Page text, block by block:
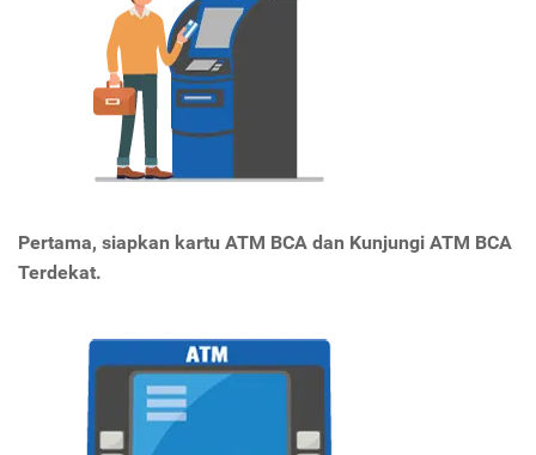
Pertama, siapkan kartu ATM BCA dan Kunjungi ATM BCA
Terdekat.